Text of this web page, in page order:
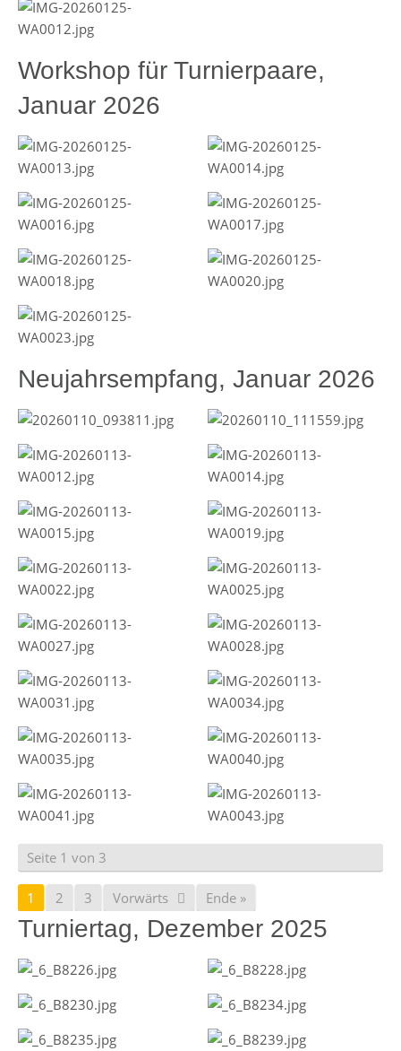
Workshop für Turnierpaare,
Januar 2026
Neujahrsempfang, Januar 2026
Seite 1 von 3
1 2 3 Vorwärts Ende »
Turniertag, Dezember 2025